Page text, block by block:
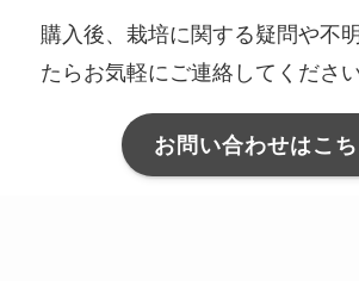
購入後、栽培に関する疑問や不
たらお気軽にご連絡してください
お問い合わせはこち